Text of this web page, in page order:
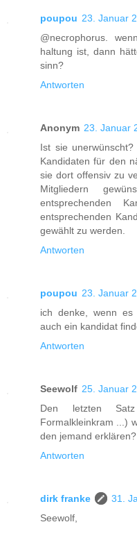
poupou 23. Januar
@necrophorus.
haltung ist, dann
sinn?
Antworten
Anonym 23. Januar
Ist sie
Kandidaten für den
sie dort offensiv zu
Mitgliedern
entsprechenden
entsprechenden
gewählt zu werden.
Antworten
poupou 23. Januar
ich denke, wenn es
auch ein kandidat
Antworten
Seewolf 25. Januar
Den letzten
Formalkleinkram ...)
den jemand erklären?
Antworten
dirk franke
31.
Seewolf,